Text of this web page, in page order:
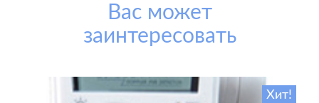
Вас может
заинтересовать
Хит!